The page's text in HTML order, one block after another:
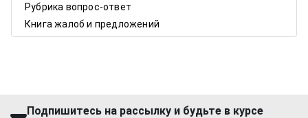
Рубрика вопрос-ответ
Книга жалоб и предложений
Подпишитесь на рассылку и будьте в курсе